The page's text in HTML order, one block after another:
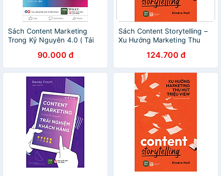
Sách Content Marketing
Trong Kỷ Nguyên 4.0 ( Tái
90.000 đ
Sách Content Storytelling –
Xu Hướng Marketing Thu
124.700 đ